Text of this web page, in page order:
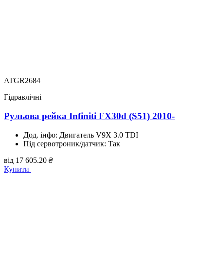
ATGR2684
Гідравлічні
Рульова рейка Infiniti FX30d (S51) 2010-
Дод. інфо: Двигатель V9X 3.0 TDI
Під сервотроник/датчик: Так
від 17 605.20 ₴
Купити